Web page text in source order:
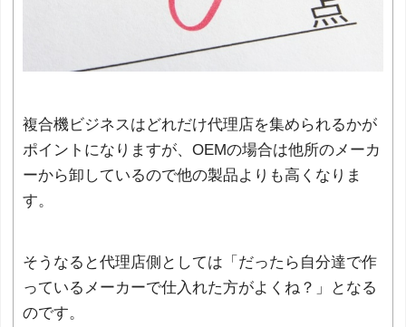
複合機ビジネスはどれだけ代理店を集められるかが
ポイントになりますが、OEMの場合は他所のメーカ
ーから卸しているので他の製品よりも高くなりま
す。
そうなると代理店側としては「だったら自分達で作
っているメーカーで仕入れた方がよくね？」となる
のです。